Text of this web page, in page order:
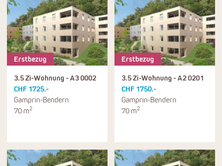
Erstbezug
3.5 Zi-Wohnung - A3 0002
CHF 1725.-
Gamprin-Bendern
70 m2
Erstbezug
3.5 Zi-Wohnung - A2 0201
CHF 1750.-
Gamprin-Bendern
70 m2